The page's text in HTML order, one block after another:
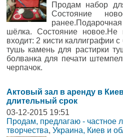
Продам набор
Состояние
шёлка. Состояние новое.Не
входит: 2 кисти каллиграфии
тушь камень для растирки
болванка для печати
черпачок.
Актовый зал в аренду в
длительный срок
03-12-2015 19:51
Продам, предлагаю - частное
творчества, Украина, Киев и